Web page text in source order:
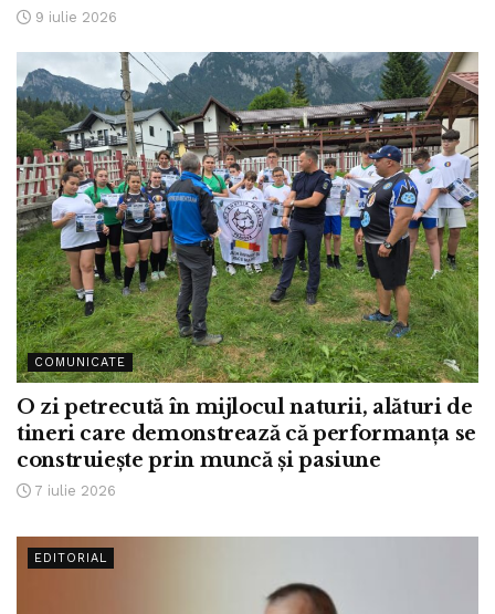
9 iulie 2026
COMUNICATE
O zi petrecută în mijlocul naturii, alături de
tineri care demonstrează că performanța se
construiește prin muncă și pasiune
7 iulie 2026
EDITORIAL